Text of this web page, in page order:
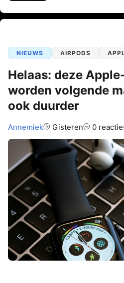
NIEUWS AIRPODS
Helaas: deze
worden volgende
ook duurder
Auteur:
Annemiek Gisteren 0